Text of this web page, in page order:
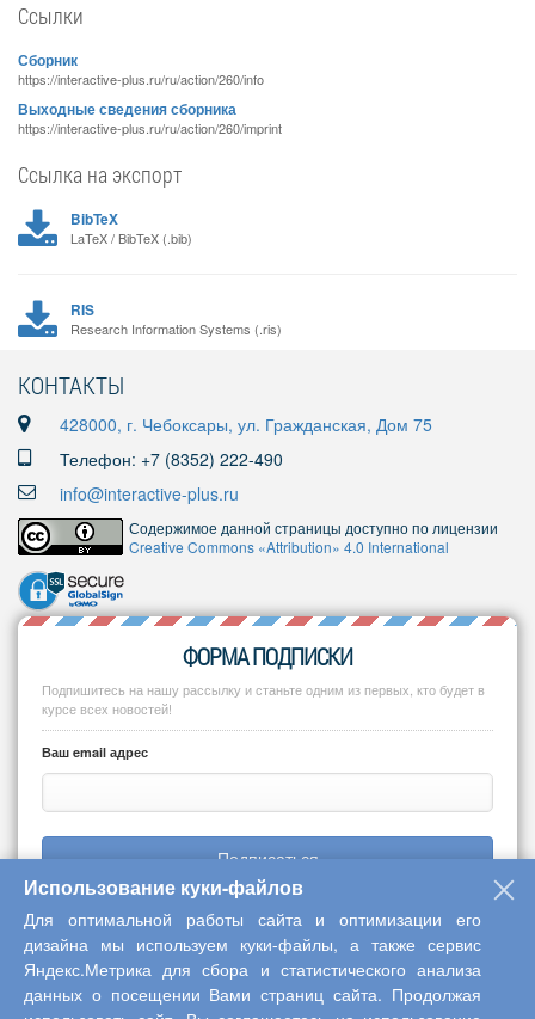
Ссылки
Сборник
https://interactive-plus.ru/ru/action/260/info
Выходные сведения сборника
https://interactive-plus.ru/ru/action/260/imprint
Ссылка на экспорт
BibTeX
LaTeX / BibTeX (.bib)
RIS
Research Information Systems (.ris)
КОНТАКТЫ
428000, г. Чебоксары, ул. Гражданская, Дом 75
Телефон: +7 (8352) 222-490
info@interactive-plus.ru
Содержимое данной страницы доступно по лицензии
Creative Commons «Attribution» 4.0 International
ФОРМА ПОДПИСКИ
Подпишитесь на нашу рассылку и станьте одним из первых, кто будет в
курсе всех новостей!
Ваш email адрес
Подписаться
Copyright © 2013-2026 Центр научного сотрудничества «Интерактив
плюс»
Использование куки-файлов
Для оптимальной работы сайта и оптимизации его
дизайна мы используем куки-файлы, а также сервис
Яндекс.Метрика для сбора и статистического анализа
данных о посещении Вами страниц сайта. Продолжая